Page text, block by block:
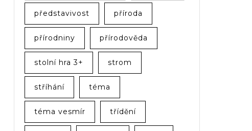
představivost příroda
přírodniny přírodověda
stolní hra 3+ strom
stříhání téma
téma vesmír třídění